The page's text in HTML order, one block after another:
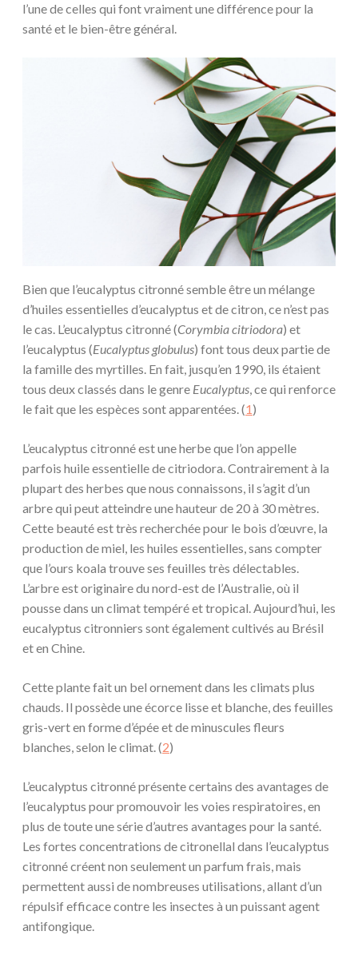
l’une de celles qui font vraiment une différence pour la
santé et le bien-être général.
Bien que l’eucalyptus citronné semble être un mélange
d’huiles essentielles d’eucalyptus et de citron, ce n’est pas
le cas. L’eucalyptus citronné (Corymbia citriodora) et
l’eucalyptus (Eucalyptus globulus) font tous deux partie de
la famille des myrtilles. En fait, jusqu’en 1990, ils étaient
tous deux classés dans le genre Eucalyptus, ce qui renforce
le fait que les espèces sont apparentées. (1)
L’eucalyptus citronné est une herbe que l’on appelle
parfois huile essentielle de citriodora. Contrairement à la
plupart des herbes que nous connaissons, il s’agit d’un
arbre qui peut atteindre une hauteur de 20 à 30 mètres.
Cette beauté est très recherchée pour le bois d’œuvre, la
production de miel, les huiles essentielles, sans compter
que l’ours koala trouve ses feuilles très délectables.
L’arbre est originaire du nord-est de l’Australie, où il
pousse dans un climat tempéré et tropical. Aujourd’hui, les
eucalyptus citronniers sont également cultivés au Brésil
et en Chine.
Cette plante fait un bel ornement dans les climats plus
chauds. Il possède une écorce lisse et blanche, des feuilles
gris-vert en forme d’épée et de minuscules fleurs
blanches, selon le climat. (2)
L’eucalyptus citronné présente certains des avantages de
l’eucalyptus pour promouvoir les voies respiratoires, en
plus de toute une série d’autres avantages pour la santé.
Les fortes concentrations de citronellal dans l’eucalyptus
citronné créent non seulement un parfum frais, mais
permettent aussi de nombreuses utilisations, allant d’un
répulsif efficace contre les insectes à un puissant agent
antifongique.